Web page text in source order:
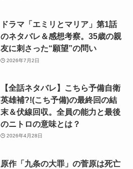
ドラマ「エミリとマリア」第1話
のネタバレ＆感想考察。35歳の親
友に刺さった“願望”の問い
2026年7月2日
【全話ネタバレ】こちら予備自衛
英雄補?!(こち予備)の最終回の結
末＆伏線回収。全員の能力と最後
のニトロの意味とは？
2026年4月28日
原作「九条の大罪」の菅原は死亡